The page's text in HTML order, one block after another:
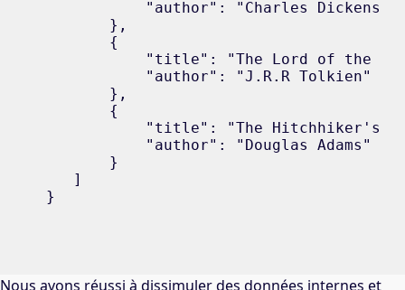
           "author": "Charles Dickens"
       },
       {
"title": "The Lord of the
           "author": "J.R.R Tolkien"
       },
       {
"title": "The Hitchhiker's
           "author": "Douglas Adams"
       }
   ]
}
Nous avons réussi à dissimuler des données internes et